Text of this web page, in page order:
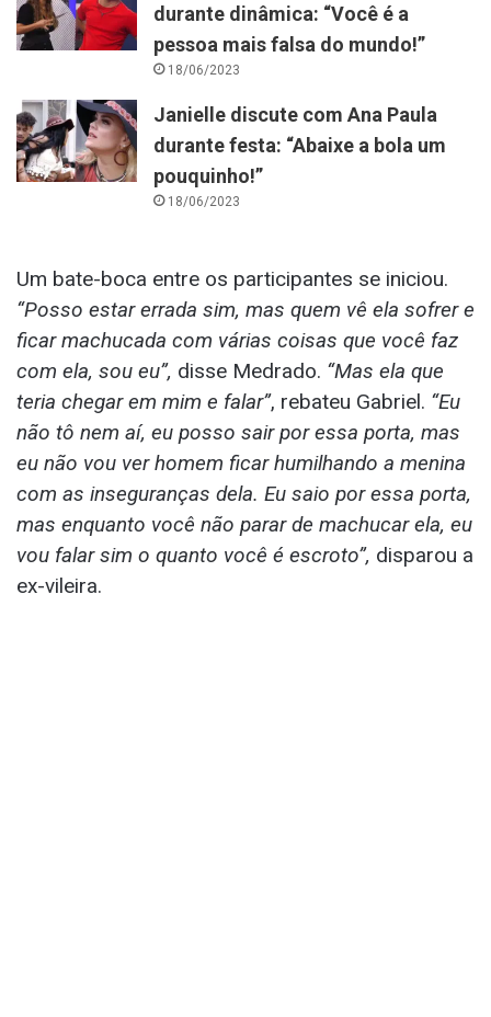
durante dinâmica: “Você é a
pessoa mais falsa do mundo!”
18/06/2023
Janielle discute com Ana Paula
durante festa: “Abaixe a bola um
pouquinho!”
18/06/2023
Um bate-boca entre os participantes se iniciou.
“Posso estar errada sim, mas quem vê ela sofrer e
ficar machucada com várias coisas que você faz
com ela, sou eu”, disse Medrado. “Mas ela que
teria chegar em mim e falar”, rebateu Gabriel. “Eu
não tô nem aí, eu posso sair por essa porta, mas
eu não vou ver homem ficar humilhando a menina
com as inseguranças dela. Eu saio por essa porta,
mas enquanto você não parar de machucar ela, eu
vou falar sim o quanto você é escroto”, disparou a
ex-vileira.